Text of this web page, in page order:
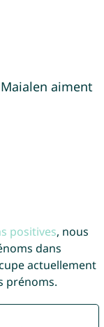
aiment
positives, nous
dans
actuellement
prénoms.